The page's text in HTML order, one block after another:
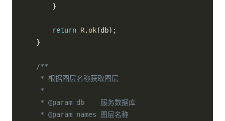
}
return R. ok(db) ;
}
/**
     * 根据图层名称获取图层
     *
     * @param db    服务数据库
     * @param names 图层名称